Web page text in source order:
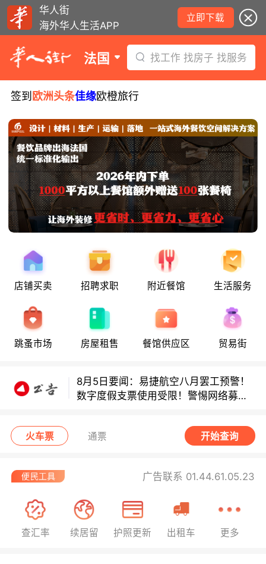
华人街
海外华人生活APP
立即下载
法国 找工作 找房子 找服务
签到 欧洲头条佳缘欧橙旅行
店铺买卖 招聘求职 附近餐馆 生活服务
跳蚤市场 房屋租售 餐馆供应区 贸易街
8月5日要闻：易捷航空八月罢工预警！
数字度假支票使用受限！警惕网络募捐
骗局！
无栏杆收费站逃费将重罚！
多款避孕套因安全缺陷召回！
多款避孕套因安全缺陷召回！
数字度假支票使用受限！警惕网络募捐
骗局！
火车票 通票 开始查询
广告联系 01.44.61.05.23
查汇率 续居留 护照更新 出租车 更多